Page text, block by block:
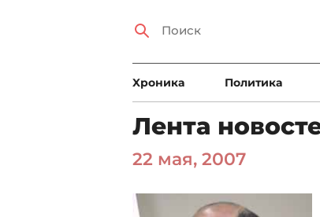
Xроника Политика
Лента
22 мая, 2007